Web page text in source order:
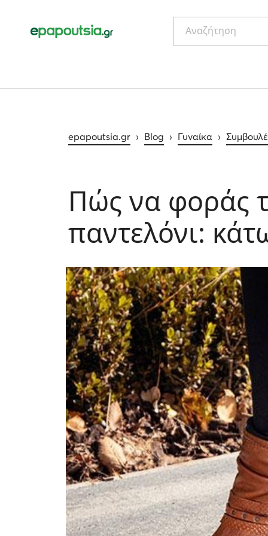
Αναζήτηση
epapoutsia.gr › Blog › Γυναίκα ›
Πώς να φοράς
παντελόνι: